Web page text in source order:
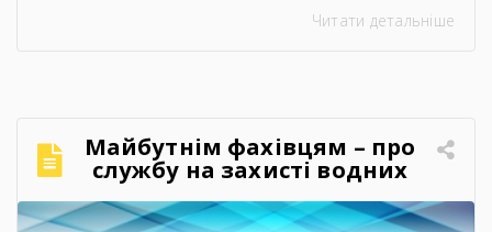
правила, потребуючи вмотивованих і
обрати, де знайти перше робоче місце та як
правильно налагодити контакт із майбутніми
роботодавцями. Саме з метою допомогти
молоді […]
Читати детальніше
Майбутнім фахівцям – про
службу на захисті водних